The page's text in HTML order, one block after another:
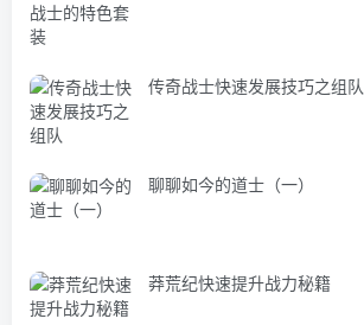
传奇战士快速发展技巧之组队
聊聊如今的道士（一）
莽荒纪快速提升战力秘籍